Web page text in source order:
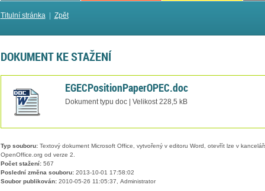
Titulní stránka| Zpět
DOKUMENT KE STAŽENÍ
EGECPositionPaperOPEC.doc
Dokument typu doc | Velikost 228,5 kB
Typ souboru:Textový dokument Microsoft Office, vytvořený v editoru Word, otevřít lze v
OpenOffice.org od verze 2.
Počet stažení:567
Poslední změna souboru:2013-10-01 17:58:02
Soubor publikován:2010-05-26 11:05:37, Administrator